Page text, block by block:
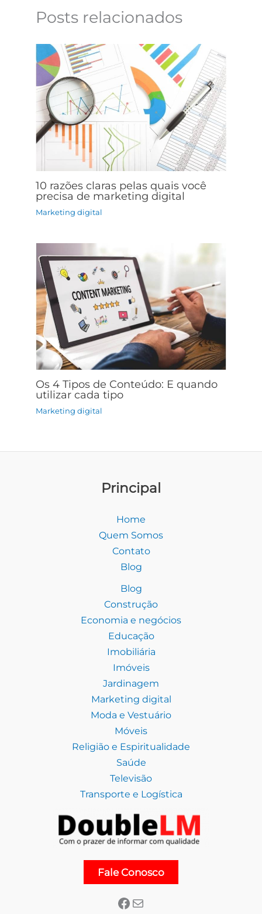
Posts relacionados
10 razões claras pelas quais você
precisa de marketing digital
Marketing digital
Os 4 Tipos de Conteúdo: E quando
utilizar cada tipo
Marketing digital
Principal
Home
Quem Somos
Contato
Blog
Blog
Construção
Economia e negócios
Educação
Imobiliária
Imóveis
Jardinagem
Marketing digital
Moda e Vestuário
Móveis
Religião e Espiritualidade
Saúde
Televisão
Transporte e Logística
Fale Conosco